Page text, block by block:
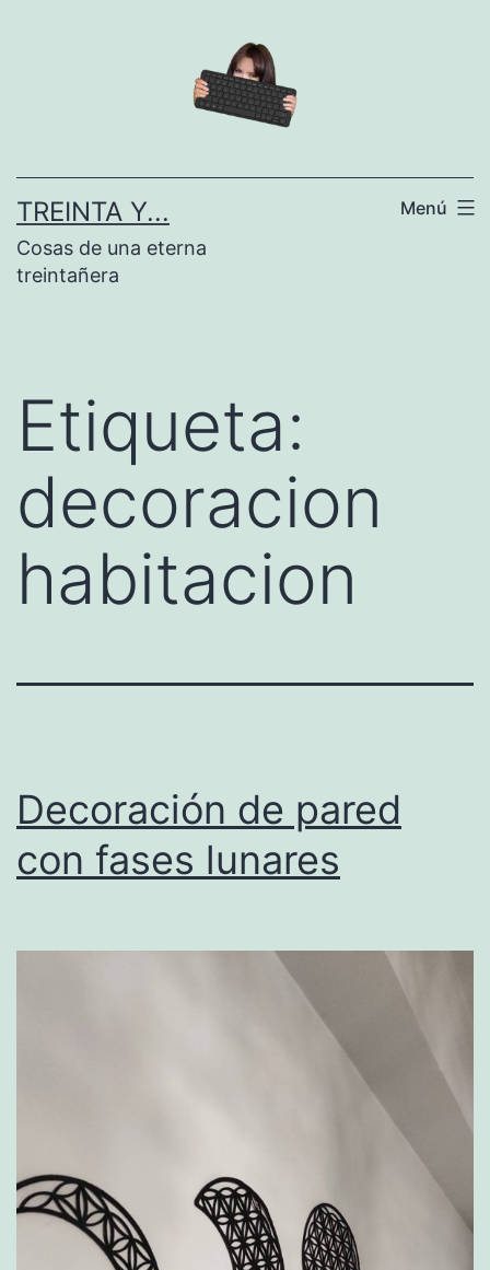
TREINTA Y...
Cosas de una eterna
treintañera
Menú
Etiqueta:
decoracion
habitacion
Decoración de pared
con fases lunares